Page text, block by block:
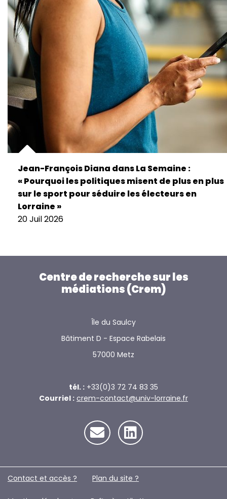
Jean-François Diana dans La Semaine :
« Pourquoi les politiques misent de plus en plus
sur le sport pour séduire les électeurs en
Lorraine »
20 Juil 2026
Centre de recherche sur les
médiations (Crem)
Île du Saulcy
Bâtiment D - Espace Rabelais
57000 Metz
tél. : +33(0)3 72 74 83 35
Courriel : crem-contact@univ-lorraine.fr
Contact et accès ? Plan du site ?️